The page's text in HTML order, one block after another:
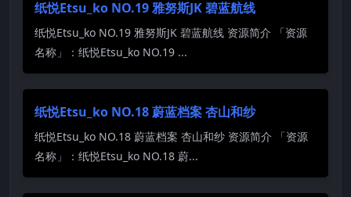
纸悦Etsu_ko NO.19 雅努斯JK 碧蓝航线
纸悦Etsu_ko NO.19 雅努斯JK 碧蓝航线 资源简介 「资源
名称」：纸悦Etsu_ko NO.19 ...
纸悦Etsu_ko NO.18 蔚蓝档案 杏山和纱
纸悦Etsu_ko NO.18 蔚蓝档案 杏山和纱 资源简介 「资源
名称」：纸悦Etsu_ko NO.18 蔚...